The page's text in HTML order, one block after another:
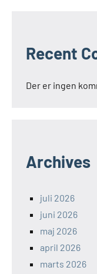
Recent
Der er ingen
Archives
juli 2026
juni 2026
maj 2026
april 2026
marts 2026